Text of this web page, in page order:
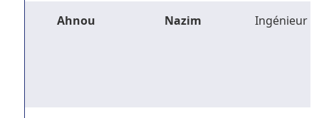
Ahnou Nazim Ingénieur